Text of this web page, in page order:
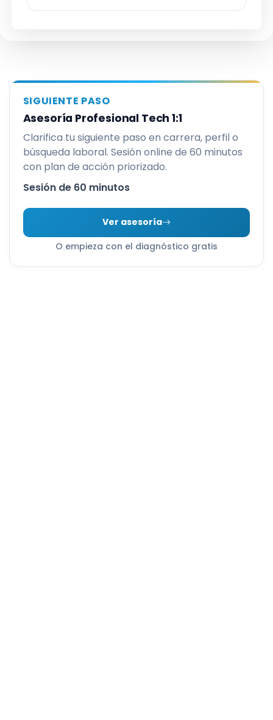
SIGUIENTE PASO
Asesoría Profesional Tech 1:1
Clarifica tu siguiente paso en carrera, perfil o
búsqueda laboral. Sesión online de 60 minutos
con plan de acción priorizado.
Sesión de 60 minutos
Ver asesoría
O empieza con el diagnóstico gratis